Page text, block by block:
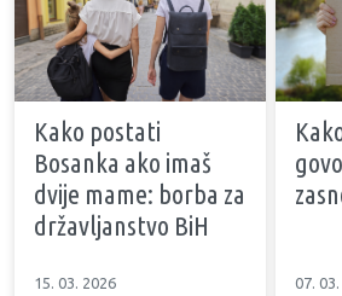
Kako postati
Bosanka ako imaš
dvije mame: borba za
državljanstvo BiH
15. 03. 2026 07.